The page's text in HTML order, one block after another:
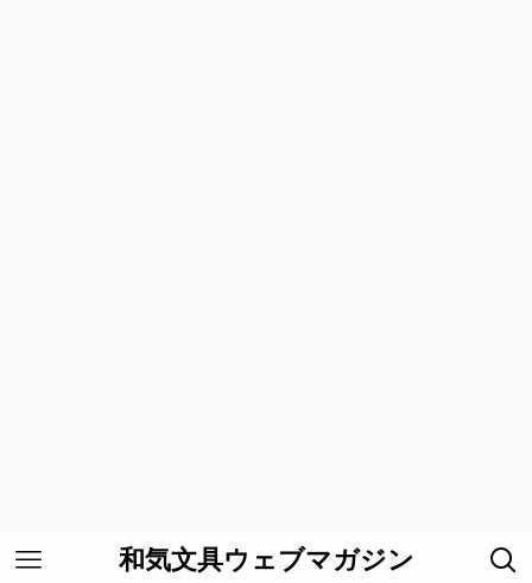
和気文具ウェブマガジン